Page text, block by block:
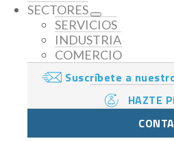
SECTORES
SERVICIOS
INDUSTRIA
COMERCIO
Suscríbete a
HAZTE